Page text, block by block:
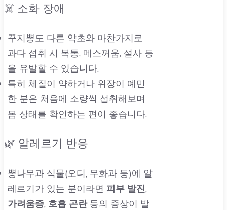
☠️ 소화 장애
꾸지뽕도 다른 약초와 마찬가지로
과다 섭취 시 복통, 메스꺼움, 설사 등
을 유발할 수 있습니다.
특히 체질이 약하거나 위장이 예민
한 분은 처음에 소량씩 섭취해보며
몸 상태를 확인하는 편이 좋습니다.
🌿 알레르기 반응
뽕나무과 식물(오디, 무화과 등)에 알
레르기가 있는 분이라면 피부 발진,
가려움증, 호흡 곤란등의 증상이 발